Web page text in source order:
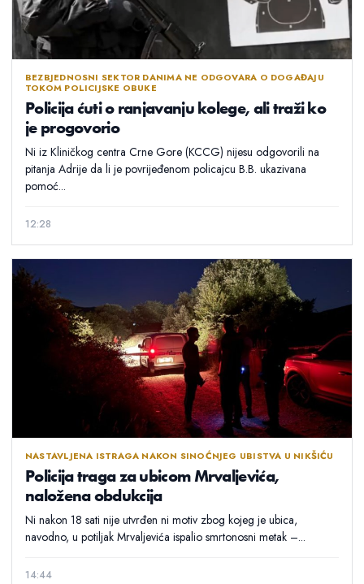
BEZBJEDNOSNI SEKTOR DANIMA NE ODGOVARA O DOGAĐAJU
TOKOM POLICIJSKE OBUKE
Policija ćuti o ranjavanju kolege, ali traži ko
je progovorio
Ni iz Kliničkog centra Crne Gore (KCCG) nijesu odgovorili na
pitanja Adrije da li je povrijeđenom policajcu B.B. ukazivana
pomoć...
12:28
NASTAVLJENA ISTRAGA NAKON SINOĆNJEG UBISTVA U NIKŠIĆU
Policija traga za ubicom Mrvaljevića,
naložena obdukcija
Ni nakon 18 sati nije utvrđen ni motiv zbog kojeg je ubica,
navodno, u potiljak Mrvaljevića ispalio smrtonosni metak –...
14:44